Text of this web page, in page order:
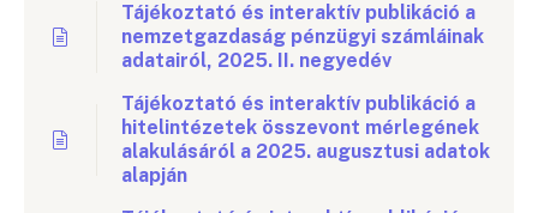
Tájékoztató és interaktív publikáció a
nemzetgazdaság pénzügyi számláinak
adatairól, 2025. II. negyedév
Tájékoztató és interaktív publikáció a
hitelintézetek összevont mérlegének
alakulásáról a 2025. augusztusi adatok
alapján